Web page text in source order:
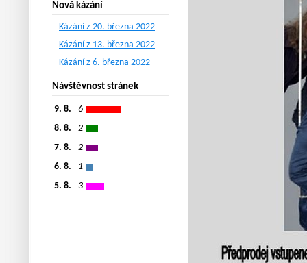
Nová kázání
Kázání z 20. března 2022
Kázání z 13. března 2022
Kázání z 6. března 2022
Návštěvnost stránek
9. 8.
6
8. 8.
2
7. 8.
2
6. 8.
1
5. 8.
3